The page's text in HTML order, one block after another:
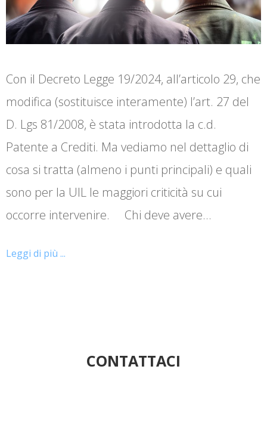
Con il Decreto Legge 19/2024, all’articolo 29, che
modifica (sostituisce interamente) l’art. 27 del
D. Lgs 81/2008, è stata introdotta la c.d.
Patente a Crediti. Ma vediamo nel dettaglio di
cosa si tratta (almeno i punti principali) e quali
sono per la UIL le maggiori criticità su cui
occorre intervenire. Chi deve avere…
Leggi di più ...
CONTATTACI